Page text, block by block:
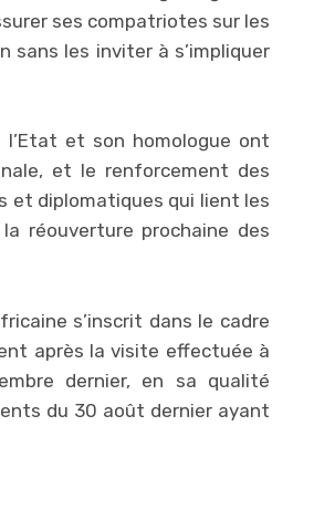
ses compatriotes sur les
sans les inviter à s’impliquer
et son homologue ont
et le renforcement des
et diplomatiques qui lient les
réouverture prochaine des
s’inscrit dans le cadre
après la visite effectuée à
dernier, en sa qualité
du 30 août dernier ayant